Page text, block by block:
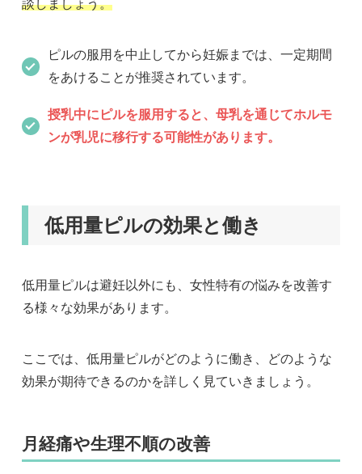
談しましょう。
ピルの服用を中止してから妊娠までは、一定期間
をあけることが推奨されています。
授乳中にピルを服用すると、母乳を通じてホルモ
ンが乳児に移行する可能性があります。
低用量ピルの効果と働き
低用量ピルは避妊以外にも、女性特有の悩みを改善す
る様々な効果があります。
ここでは、低用量ピルがどのように働き、どのような
効果が期待できるのかを詳しく見ていきましょう。
月経痛や生理不順の改善